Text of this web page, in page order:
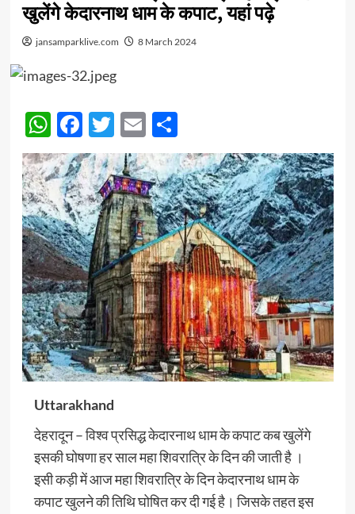
खुलेंगे केदारनाथ धाम के कपाट, यहां पढ़े
jansamparklive.com 8 March 2024
WhatsApp
Facebook
Twitter
EmailShare
Uttarakhand
देहरादून – विश्व प्रसिद्ध केदारनाथ धाम के कपाट कब खुलेंगे
इसकी घोषणा हर साल महा शिवरात्रि के दिन की जाती है ।
इसी कड़ी में आज महा शिवरात्रि के दिन केदारनाथ धाम के
कपाट खुलने की तिथि घोषित कर दी गई है। जिसके तहत इस